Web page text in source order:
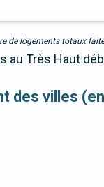
de logements totaux faite
au Très Haut
des villes